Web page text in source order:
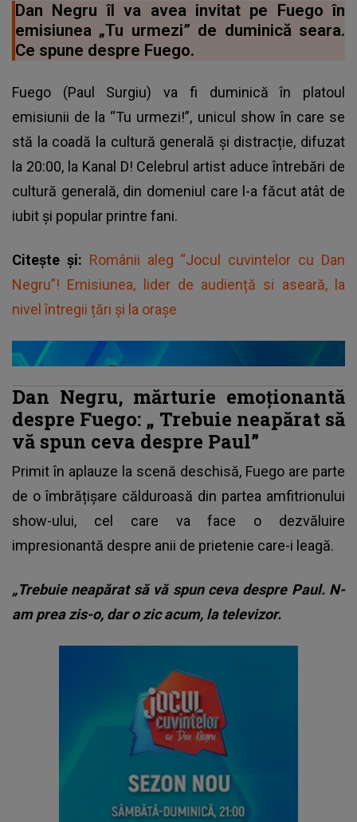
Dan Negru îl va avea invitat pe Fuego în
emisiunea „Tu urmezi” de duminică seara.
Ce spune despre Fuego.
Fuego (Paul Surgiu) va fi duminică în platoul
emisiunii de la “Tu urmezi!”, unicul show în care se
stă la coadă la cultură generală și distracție, difuzat
la 20:00, la Kanal D! Celebrul artist aduce întrebări de
cultură generală, din domeniul care l-a făcut atât de
iubit și popular printre fani.
Citește și: Românii aleg “Jocul cuvintelor cu Dan
Negru”! Emisiunea, lider de audiență si aseară, la
nivel întregii țări și la orașe
Dan Negru, mărturie emoționantă
despre Fuego: „ Trebuie neapărat să
vă spun ceva despre Paul”
Primit în aplauze la scenă deschisă, Fuego are parte
de o îmbrățișare călduroasă din partea amfitrionului
show-ului, cel care va face o dezvăluire
impresionantă despre anii de prietenie care-i leagă.
„Trebuie neapărat să vă spun ceva despre Paul. N-
am prea zis-o, dar o zic acum, la televizor.